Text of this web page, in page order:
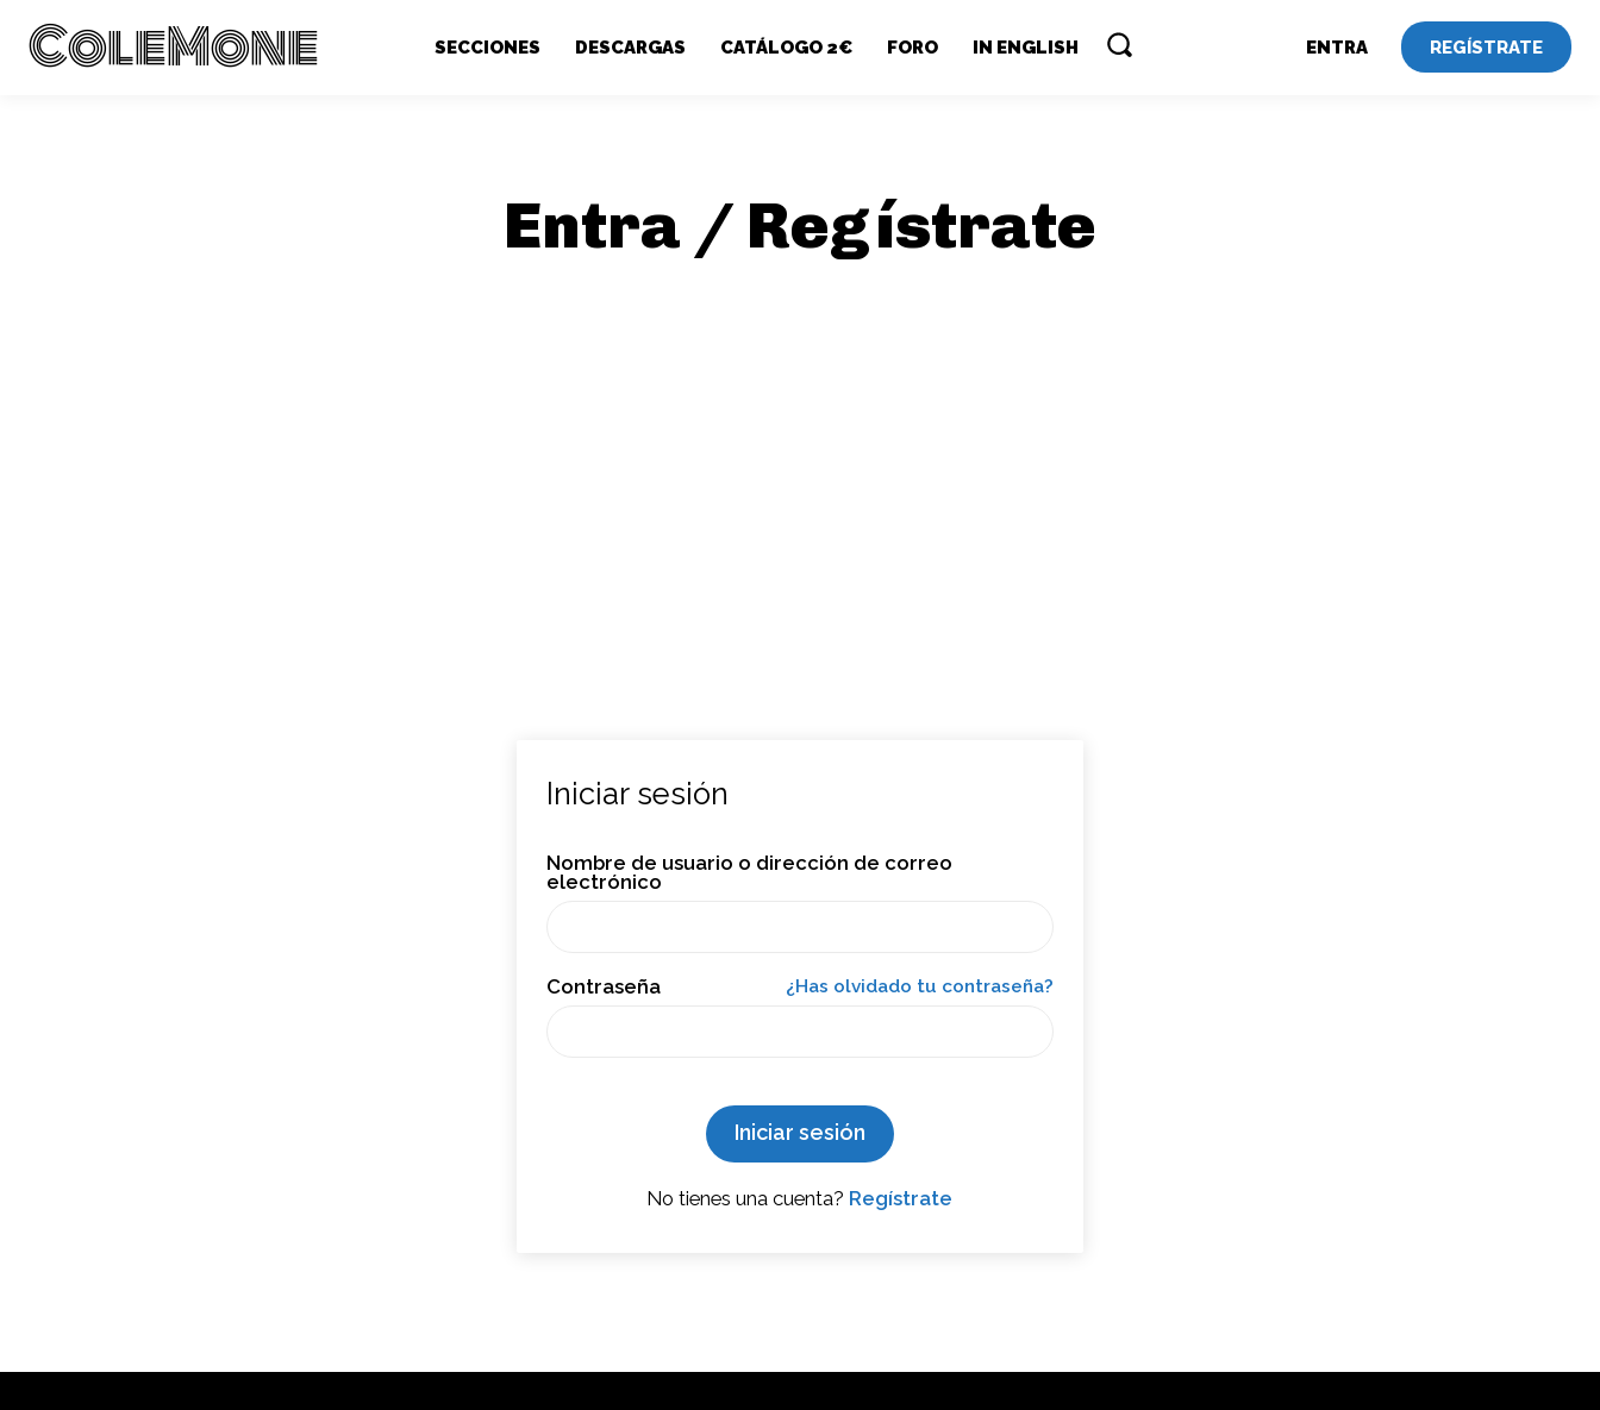
ColeMone SECCIONES DESCARGAS CATÁLOGO 2€ FORO IN ENGLISH ENTRA REGÍSTRATE
Entra / Regístrate
Iniciar sesión
Nombre de usuario o dirección de correo
electrónico
Contraseña ¿Has olvidado tu contraseña?
Iniciar sesión
No tienes una cuenta? Regístrate